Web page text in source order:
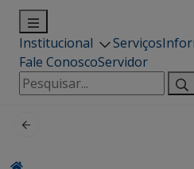
Institucional Serviços
Fale ConoscoServidor
Pesquisar
por: